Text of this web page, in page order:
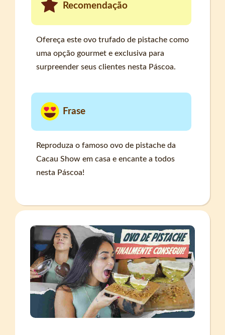
Recomendação
Ofereça este ovo trufado de pistache como
uma opção gourmet e exclusiva para
surpreender seus clientes nesta Páscoa.
Frase
Reproduza o famoso ovo de pistache da
Cacau Show em casa e encante a todos
nesta Páscoa!